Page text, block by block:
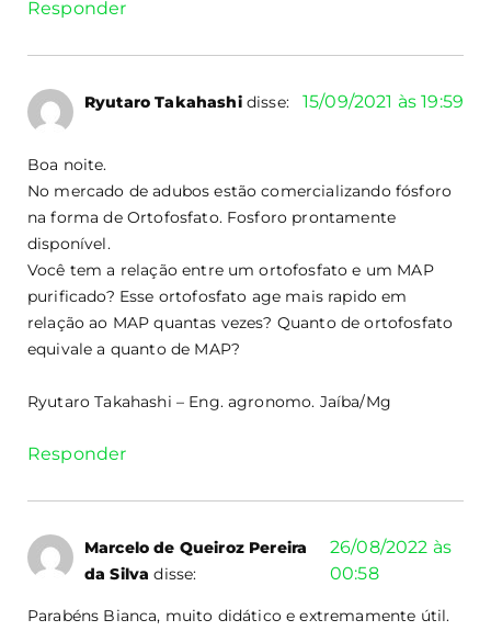
Responder
Ryutaro Takahashi disse: 15/09/2021 às 19:59
Boa noite.
No mercado de adubos estão comercializando fósforo
na forma de Ortofosfato. Fosforo prontamente
disponível.
Você tem a relação entre um ortofosfato e um MAP
purificado? Esse ortofosfato age mais rapido em
relação ao MAP quantas vezes? Quanto de ortofosfato
equivale a quanto de MAP?
Ryutaro Takahashi – Eng. agronomo. Jaíba/Mg
Responder
Marcelo de Queiroz Pereira
da Silva disse:
26/08/2022 às
00:58
Parabéns Bianca, muito didático e extremamente útil.